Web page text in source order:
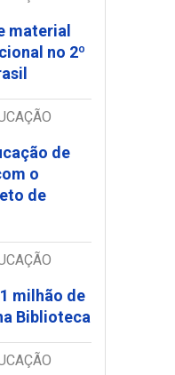
material
no 2º
de
o
de
milhão de
Biblioteca